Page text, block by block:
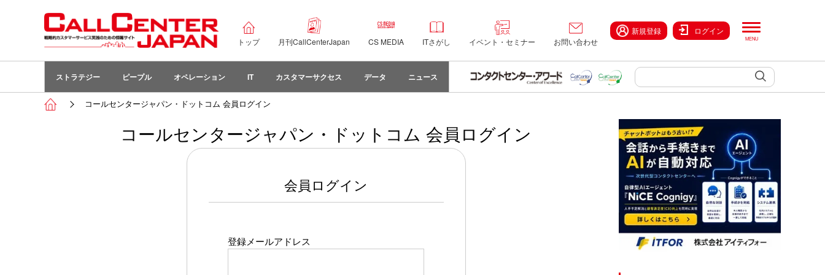
トップ 月刊CallCenterJapan CS MEDIA ITさがし イベント・セミナー お問い合わせ
新規登録 ログイン
ストラテジー ピープル オペレーション IT カスタマーサクセス データ ニュース
コールセンタージャパン・ドットコム 会員ログイン
コールセンタージャパン・ドットコム 会員ログイン
会員ログイン
登録メールアドレス